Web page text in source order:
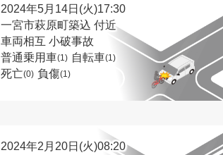
2024年5月14日(火)17:30
一宮市萩原町築込 付近
車両相互 小破事故
普通乗用車(1) 自転車(1)
死亡(0) 負傷(1)
2024年2月20日(火)08:20